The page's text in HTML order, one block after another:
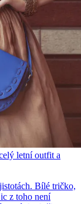
letní outfit a
Bílé tričko,
z toho není